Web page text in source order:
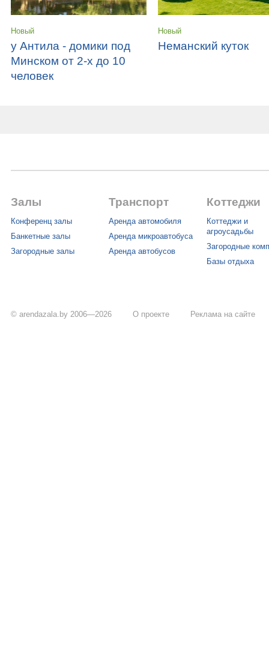
Новый
у Антила - домики под
Минском от 2-х до 10
человек
Новый
Неманский куток
Залы
Конференц залы
Банкетные залы
Загородные залы
Транспорт
Аренда автомобиля
Аренда микроавтобуса
Аренда автобусов
Коттеджи
Коттеджи и
агроусадьбы
Загородные
Базы отдыха
© arendazala.by 2006—2026 О проекте Реклама на сайте